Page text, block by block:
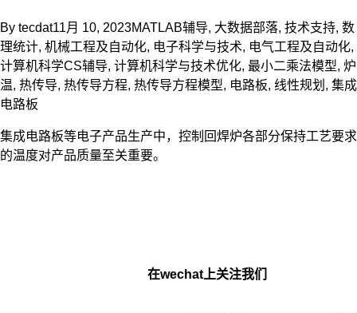
By tecdat11月 10, 2023MATLAB辅导, 大数据部落, 技术支持, 数
理统计, 机械工程及自动化, 电子科学与技术, 电气工程及自动化,
计算机科学CS辅导, 计算机科学与技术优化, 最小二乘法模型, 炉
温, 热传导, 热传导方程, 热传导方程模型, 电路板, 线性规划 , 集成
电路板
集成电路板等电子产品生产中，控制回焊炉各部分保持工艺要求
的温度对产品质量至关重要。
在wechat上关注我们